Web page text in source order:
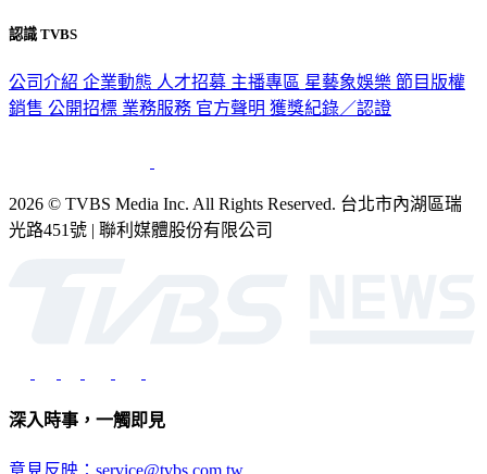
認識 TVBS
公司介紹 企業動態 人才招募 主播專區 星藝象娛樂 節目版權
銷售 公開招標 業務服務 官方聲明 獲獎紀錄／認證
2026 © TVBS Media Inc. All Rights Reserved. 台北市內湖區瑞
光路451號 | 聯利媒體股份有限公司
深入時事，一觸即見
意見反映：service@tvbs.com.tw